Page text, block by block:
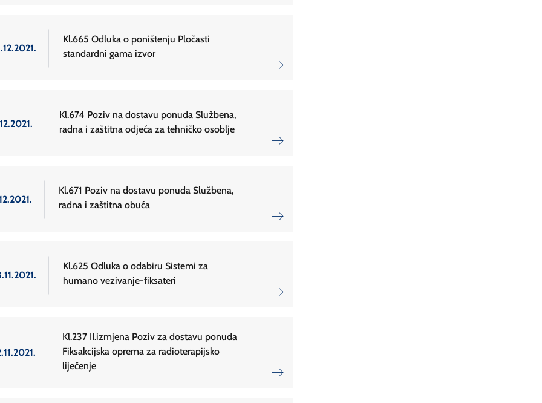
Kl.665 Odluka o poništenju Pločasti
standardni gama izvor
Kl.674 Poziv na dostavu ponuda Službena,
radna i zaštitna odjeća za tehničko osoblje
Kl.671 Poziv na dostavu ponuda Službena,
radna i zaštitna obuća
Kl.625 Odluka o odabiru Sistemi za
humano vezivanje-fiksateri
Kl.237 II.izmjena Poziv za dostavu ponuda
Fiksakcijska oprema za radioterapijsko
liječenje